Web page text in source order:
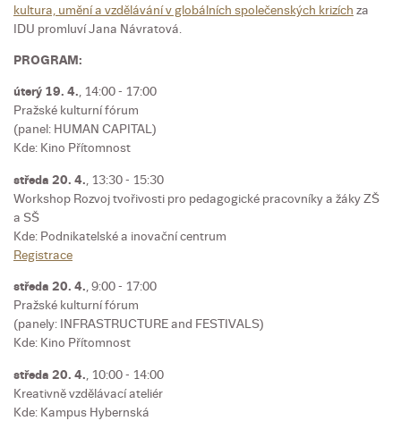
kultura, umění a vzdělávání v globálních společenských krizích za
IDU promluví Jana Návratová.
PROGRAM:
úterý 19. 4., 14:00 - 17:00
Pražské kulturní fórum
(panel: HUMAN CAPITAL)
Kde: Kino Přítomnost
středa 20. 4., 13:30 - 15:30
Workshop Rozvoj tvořivosti pro pedagogické pracovníky a žáky ZŠ
a SŠ
Kde: Podnikatelské a inovační centrum
Registrace
středa 20. 4., 9:00 - 17:00
Pražské kulturní fórum
(panely: INFRASTRUCTURE and FESTIVALS)
Kde: Kino Přítomnost
středa 20. 4., 10:00 - 14:00
Kreativně vzdělávací ateliér
Kde: Kampus Hybernská